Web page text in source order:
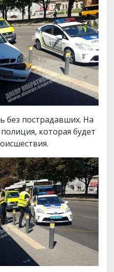
пострадавших. На
которая будет